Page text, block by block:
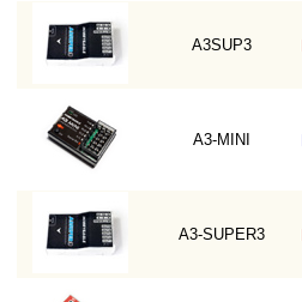
A3SUP3
A3-MINI
A3-SUPER3